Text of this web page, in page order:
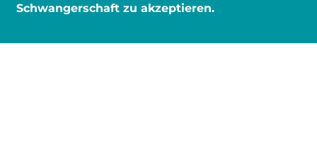
Schwangerschaft zu akzeptieren.